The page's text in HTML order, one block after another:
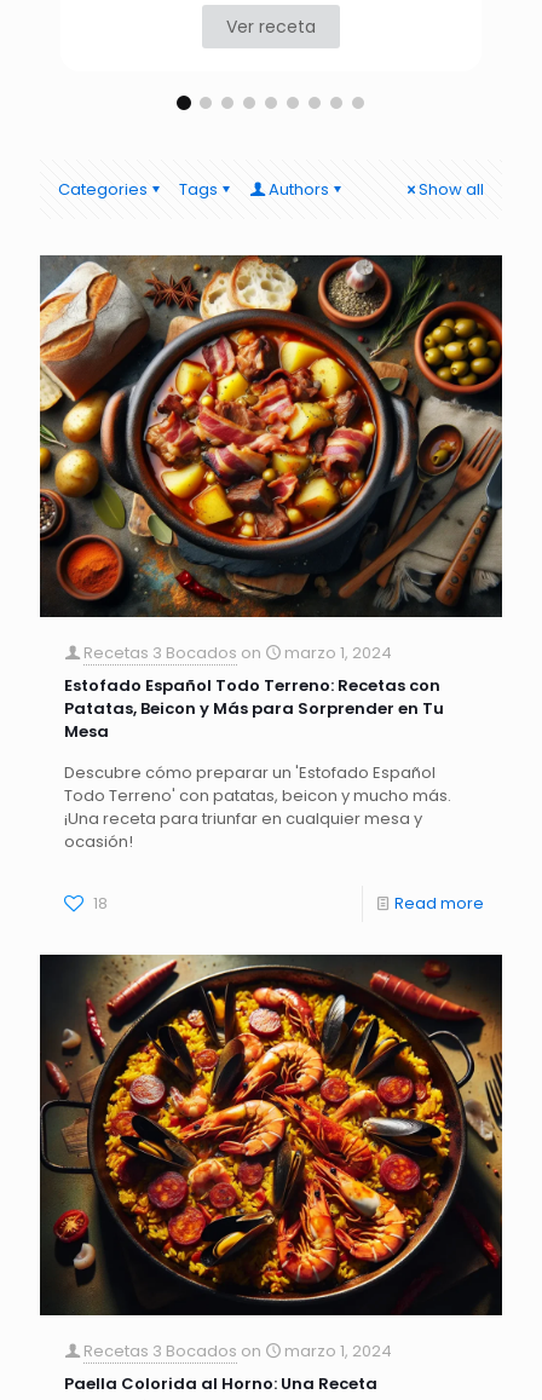
Ver receta
Categories Tags Authors Show all
Recetas 3 Bocados on
marzo 1, 2024
Estofado Español Todo Terreno: Recetas con
Patatas, Beicon y Más para Sorprender en Tu
Mesa
Descubre cómo preparar un 'Estofado Español
Todo Terreno' con patatas, beicon y mucho más.
¡Una receta para triunfar en cualquier mesa y
ocasión!
18 Read more
Recetas 3 Bocados on
marzo 1, 2024
Paella Colorida al Horno: Una Receta